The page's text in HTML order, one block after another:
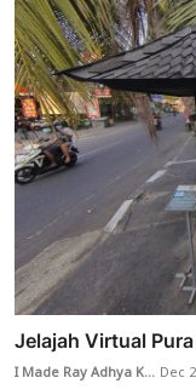
Jelajah Virtual
I Made Ray Adhya K... Dec